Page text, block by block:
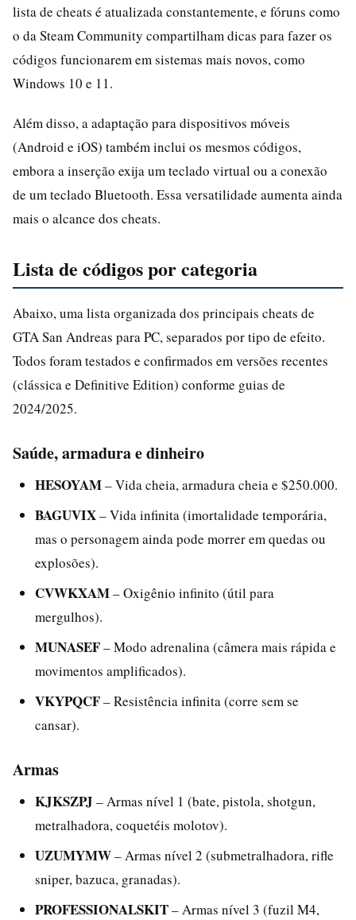
lista de cheats é atualizada constantemente, e fóruns como
o da Steam Community compartilham dicas para fazer os
códigos funcionarem em sistemas mais novos, como
Windows 10 e 11.
Além disso, a adaptação para dispositivos móveis
(Android e iOS) também inclui os mesmos códigos,
embora a inserção exija um teclado virtual ou a conexão
de um teclado Bluetooth. Essa versatilidade aumenta ainda
mais o alcance dos cheats.
Lista de códigos por categoria
Abaixo, uma lista organizada dos principais cheats de
GTA San Andreas para PC, separados por tipo de efeito.
Todos foram testados e confirmados em versões recentes
(clássica e Definitive Edition) conforme guias de
2024/2025.
Saúde, armadura e dinheiro
HESOYAM– Vida cheia, armadura cheia e $250.000.
BAGUVIX– Vida infinita (imortalidade temporária,
mas o personagem ainda pode morrer em quedas ou
explosões).
CVWKXAM– Oxigênio infinito (útil para
mergulhos).
MUNASEF– Modo adrenalina (câmera mais rápida e
movimentos amplificados).
VKYPQCF– Resistência infinita (corre sem se
cansar).
Armas
KJKSZPJ – Armas nível 1 (bate, pistola, shotgun,
metralhadora, coquetéis molotov).
UZUMYMW– Armas nível 2 (submetralhadora, rifle
sniper, bazuca, granadas).
PROFESSIONALSKIT– Armas nível 3 (fuzil M4,